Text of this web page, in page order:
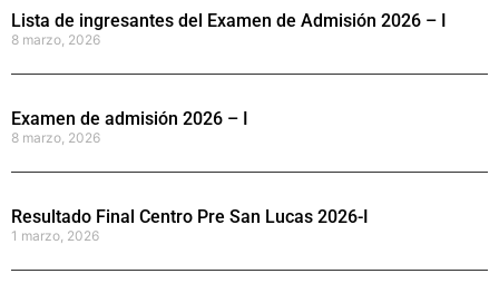
Lista de ingresantes del Examen de Admisión 2026 – I
8 marzo, 2026
Examen de admisión 2026 – I
8 marzo, 2026
Resultado Final Centro Pre San Lucas 2026-I
1 marzo, 2026